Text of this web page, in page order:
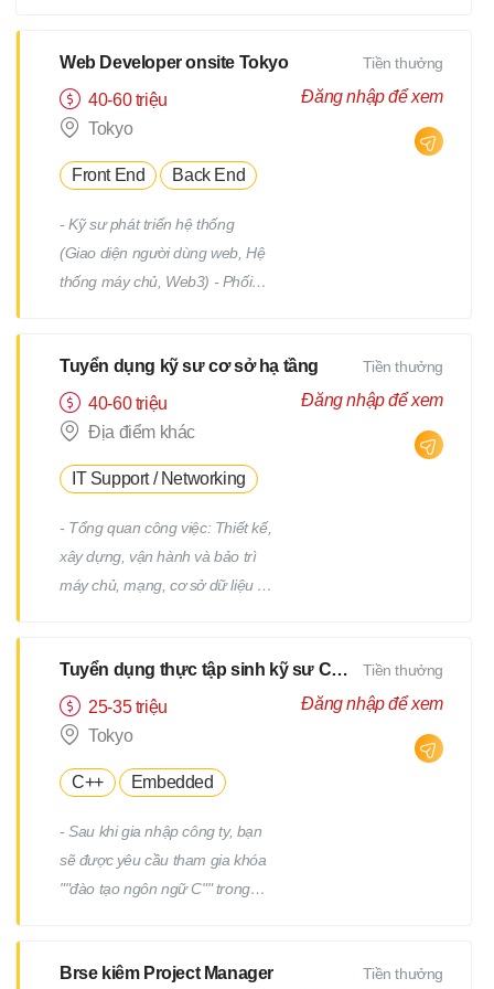
triển Quản lý: Chất lượng
(Quality) Tiến độ (Progress)
Thời hạn (Deadline)
Web Developer onsite Tokyo
40-60 triệu
Tokyo
Front End Back End
- Kỹ sư phát triển hệ thống
(Giao diện người dùng web, Hệ
thống máy chủ, Web3) - Phối
chính hoặc từng địa điểm dự án
(trong phạm vi 23 quận của
Tokyo) *Việc chuyển giao dự án
Tiền thưởng
Đăng nhập để xem
Tuyển dụng kỹ sư cơ sở hạ tầng
40-60 triệu
Địa điểm khác
IT Support / Networking
- Tổng quan công việc: Thiết kế,
xây dựng, vận hành và bảo trì
máy chủ, mạng, cơ sở dữ liệu /
cả các giai đoạn trên và dưới
của quy trình. Chúng tôi sẽ giao
cho bạn các công việc phù hợp
bạn. - Ví dụ về công việc: Thiết
Windows/Linux Tái cấu trúc hạ
tầng liên quan đến việc thay thế
hệ điều hành hoặc phần mềm
Tiền thưởng
Đăng nhập để xem
Tuyển dụng thực tập sinh kỹ sư CNTT
25-35 triệu
Tokyo
C++ Embedded
- Sau khi gia nhập công ty, bạn
sẽ được yêu cầu tham gia khóa
""đào tạo ngôn ngữ C"" trong
yêu cầu tham gia thêm một
Tiền thưởng
Đăng nhập để xem
Brse kiêm Project Manager
Tiền thưởng